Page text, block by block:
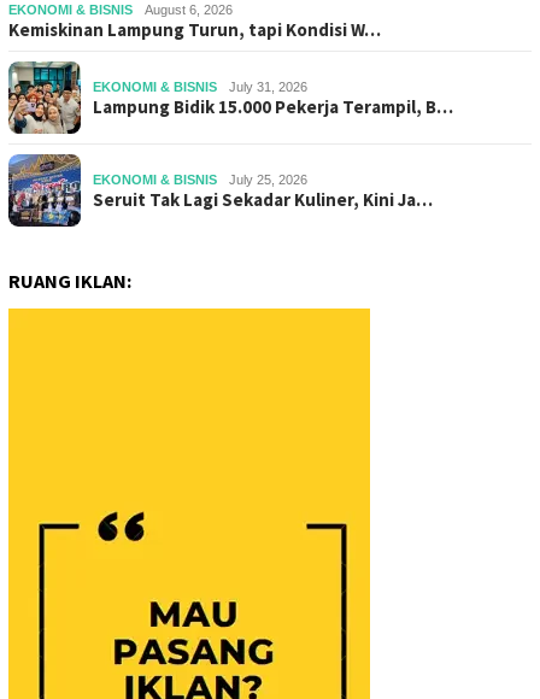
EKONOMI & BISNIS August 6, 2026
Kemiskinan Lampung Turun, tapi Kondisi W…
EKONOMI & BISNIS July 31, 2026
Lampung Bidik 15.000 Pekerja Terampil, B…
EKONOMI & BISNIS July 25, 2026
Seruit Tak Lagi Sekadar Kuliner, Kini Ja…
RUANG IKLAN: